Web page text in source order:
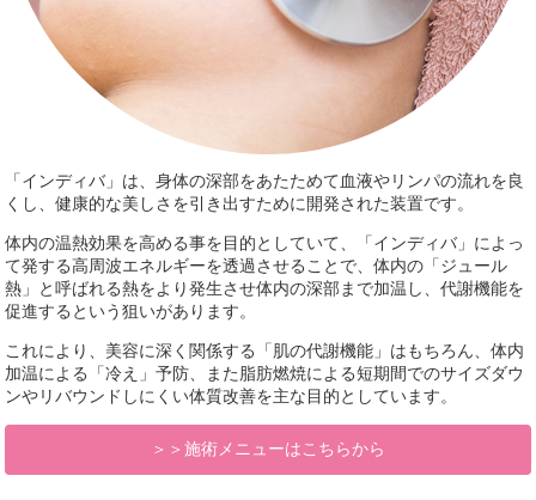
「インディバ」は、身体の深部をあたためて血液やリンパの流れを良
くし、健康的な美しさを引き出すために開発された装置です。
体内の温熱効果を高める事を目的としていて、「インディバ」によっ
て発する高周波エネルギーを透過させることで、体内の「ジュール
熱」と呼ばれる熱をより発生させ体内の深部まで加温し、代謝機能を
促進するという狙いがあります。
これにより、美容に深く関係する「肌の代謝機能」はもちろん、体内
加温による「冷え」予防、また脂肪燃焼による短期間でのサイズダウ
ンやリバウンドしにくい体質改善を主な目的としています。
＞＞施術メニューはこちらから